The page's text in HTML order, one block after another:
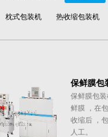
枕式包装机 热收缩包装机
保鲜膜包
保鲜膜包
鲜膜 ，在
收缩后 ，
人工。